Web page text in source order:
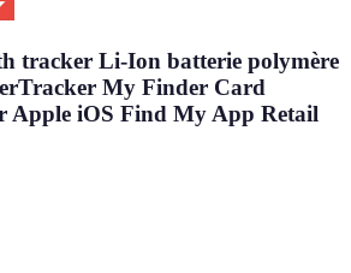
tracker Li-Ion batterie polymère
My Finder Card
Apple iOS Find My App Retail